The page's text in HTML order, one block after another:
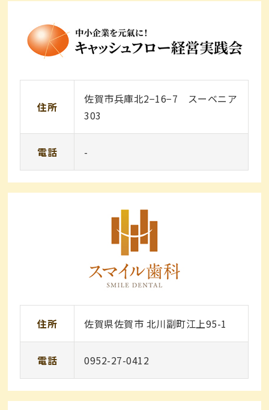
住所
佐賀市兵庫北2−16−7 スーベニア
303
電話 -
住所 佐賀県佐賀市 北川副町江上95-1
電話 0952-27-0412